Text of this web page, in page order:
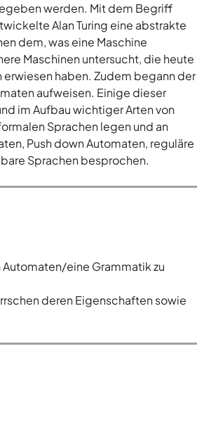
werden. Mit dem Begriff
Alan Turing eine abstrakte
dem, was eine Maschine
Maschinen untersucht, die heute
haben. Zudem begann der
aufweisen. Einige dieser
im Aufbau wichtiger Arten von
Sprachen legen und an
Push down Automaten, reguläre
Sprachen besprochen.
eine Grammatik zu
deren Eigenschaften sowie